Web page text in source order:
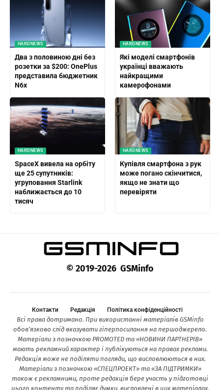
HARDNEWS
Два з половиною дні без
розетки за $200: OnePlus
представила бюджетник
N6x
HARDNEWS
Які моделі смартфонів
українці вважають
найкращими
камерофонами
HARDNEWS
SpaceX вивела на орбіту
ще 25 супутників:
угруповання Starlink
наближається до 10
тисяч
HARDNEWS
Купівля смартфона з рук
може погано скінчитися,
якщо не знати що
перевіряти
© 2019-2026 GSMinfo
Контакти Редакція Політика конфіденційності
Всі права дотримано. При використанні матеріалів GSMinfo
обов’язково слід вказувати гіперпосилання на першоджерело.
Матеріали з позначкою PROMOTED та «НОВИНИ ПАРТНЕРІВ»
мають рекламний характер і публікуються на правах реклами.
Редакція може не поділяти погляди, що висловлюються в них.
Матеріали з позначкою «СПЕЦПРОЕКТ» та «ЗА ПІДТРИМКИ»
також є рекламними, проте редакція бере участь у підготовці
цього контенту та поділяє думки, висловлені в цих матеріалах.